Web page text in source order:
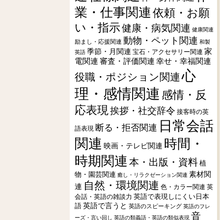
業・仕事関連依頼・お願
い・指示健康・病気関連 健康関連
励まし・応援関連 動物・ペット関連 和製
英語 季節・月関連 宝石・アクセサリー関連 家
電関連 審査・評価関連 幸せ・幸福関連
役職・ポジション関連 心
理・感情関連 感情・反
応表現挨拶・社交辞令 接客時の英
語表現 断る・拒否関連 日常会話
関連 映画・テレビ関連 時間・
時期関連 本・出版・資料植
物・園芸関連 癒し・リラクゼーション関連 素材関
連 自然・環境関連 色・カラー関連 英
会話・英語の雑談力 英語で表現しにくい日本
語 英語で言うと 英語のスピーキング 英語のフレ
ーズ・言い回し 英語の類義語・英語の類似表現 音